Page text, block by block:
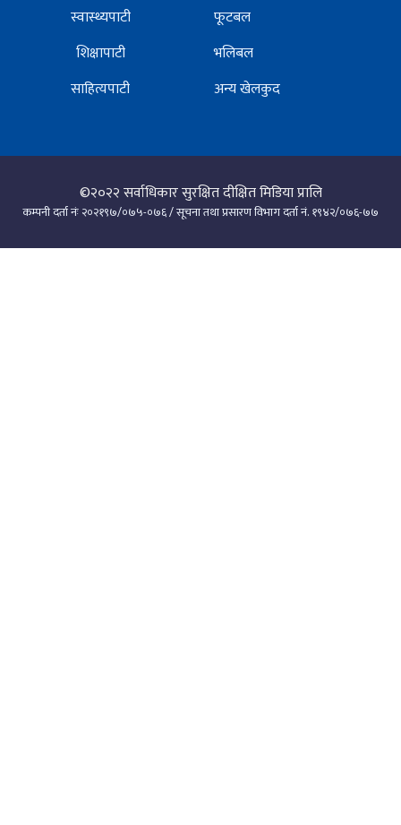
स्वास्थ्यपाटी
शिक्षापाटी
साहित्यपाटी
फूटबल
भलिबल
अन्य खेलकुद
©२०२२सर्वाधिकार सुरक्षित दीक्षित मिडिया प्रालि
कम्पनी दर्ता नंः २०२१९७/०७५-०७६ / सूचना तथा प्रसारण विभाग दर्ता नं. १९४२/०७६-७७